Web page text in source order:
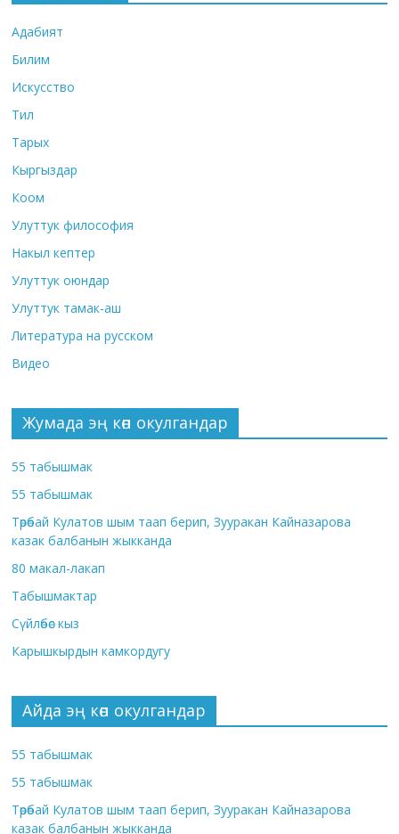
Адабият
Билим
Искусство
Тил
Тарых
Кыргыздар
Коом
Улуттук философия
Накыл кептер
Улуттук оюндар
Улуттук тамак-аш
Литература на русском
Видео
Жумада эң көп окулгандар
55 табышмак
55 табышмак
Төрөбай Кулатов шым таап берип, Зууракан Кайназарова
казак балбанын жыкканда
80 макал-лакап
Табышмактар
Сүйлөбөс кыз
Карышкырдын камкордугу
Айда эң көп окулгандар
55 табышмак
55 табышмак
Төрөбай Кулатов шым таап берип, Зууракан Кайназарова
казак балбанын жыкканда